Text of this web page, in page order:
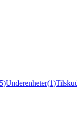
5)Underenheter(1)